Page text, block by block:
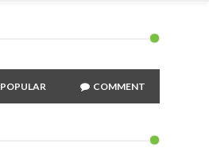
POPULAR COMMENT